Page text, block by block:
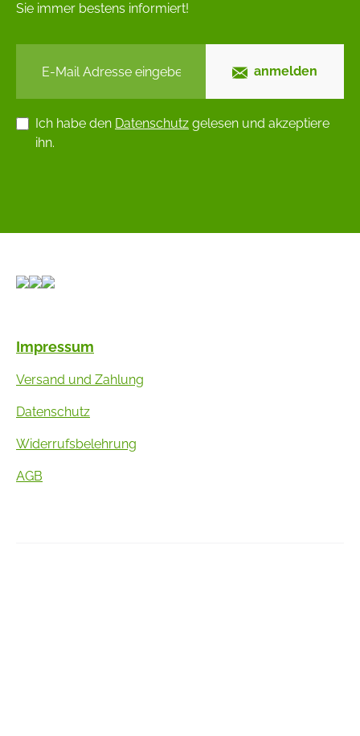
Sie immer bestens informiert!
anmelden
Ich habe den Datenschutz gelesen und akzeptiere
ihn.
Impressum
Versand und Zahlung
Datenschutz
Widerrufsbelehrung
AGB